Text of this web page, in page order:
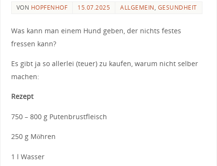
VON HOPFENHOF 15.07.2025 ALLGEMEIN, GESUNDHEIT
Was kann man einem Hund geben, der nichts festes
fressen kann?
Es gibt ja so allerlei (teuer) zu kaufen, warum nicht selber
machen:
Rezept
750 – 800 g Putenbrustfleisch
250 g Möhren
1 l Wasser